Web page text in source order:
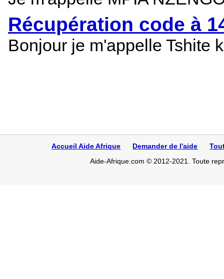
Récupération code à
Bonjour je m'appelle Tshite
Accueil Aide Afrique Demander de l'aide
Aide-Afrique.com © 2012-2021. Toute